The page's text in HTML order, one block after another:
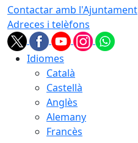
Contactar amb l'Ajuntament
Adreces i telèfons
Idiomes
Català
Castellà
Anglès
Alemany
Francès